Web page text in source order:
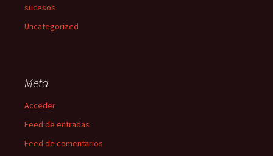
sucesos
Uncategorized
Meta
Acceder
Feed de entradas
Feed de comentarios